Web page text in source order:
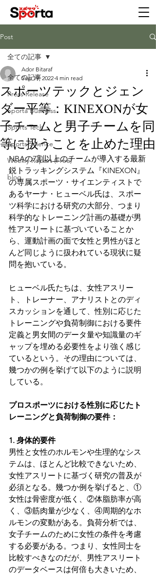
Post
全ての記事
Press Release
Sporta Business
Sports Tech
Sports Science
Weekly Report (Free)
blog
全ての記事
スポーツテックとジェン
ダー平等：KINEXONが女
子チームと男子チームを同
等に扱うことを止めた理由
Ador Bitaraf
Sep 19, 2022 4 min read
NBAの7割以上のチームが導入する最新
鋭トラッキングシステム『KINEXON』
の専属スポーツ・サイエンティストで
あるヤーナ・ヒューベル氏は、スポー
ツ科学における研究の大部分、つまり
科学的なトレーニング計画の基礎が男
性アスリートに基づいていることか
ら、運動計画の面で女性と男性がほと
んど同じように扱われている現状に疑
問を抱いている。
ヒューベル氏たちは、女性アスリー
ト、トレーナー、アナリストとのディ
スカッションを通して、性別に応じた
トレーニングや負荷制御における要件
定義と男女間のデータ量や知識量のギ
ャップを埋める必要性をより強く感じ
ているという。その理由については、
幾つかの例を挙げて以下のように説明
している。
プロスポーツにおける性別に応じたト
レーニングと負荷制御の要件：
1. 身体的要件
男性と女性のホルモンや生理的なシス
テムは、ほとんど比較できないため、
女性アスリートに基づく研究の普及が
必須となる。幾つか例を挙げると、①
女性は骨密度が低く、②体脂肪率が高
く、③筋肉量が少なく、④周期的なホ
ルモンの変動がある。負荷分析では、
女子チームのために女性の条件を考慮
する必要がある。つまり、女性同士を
比較すべきなのだが、男性アスリート
のデータベースは何倍も大きいため、